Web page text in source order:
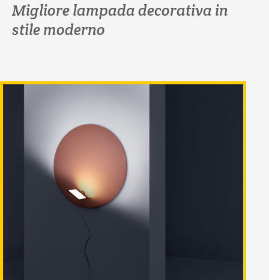
Migliore lampada decorativa in
stile moderno